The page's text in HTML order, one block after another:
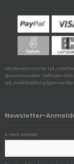
Die Box kann unter
Sprachvariablen befinden
tpl_modified/lang/german/
Newsletter-
E-Mail-Adresse: